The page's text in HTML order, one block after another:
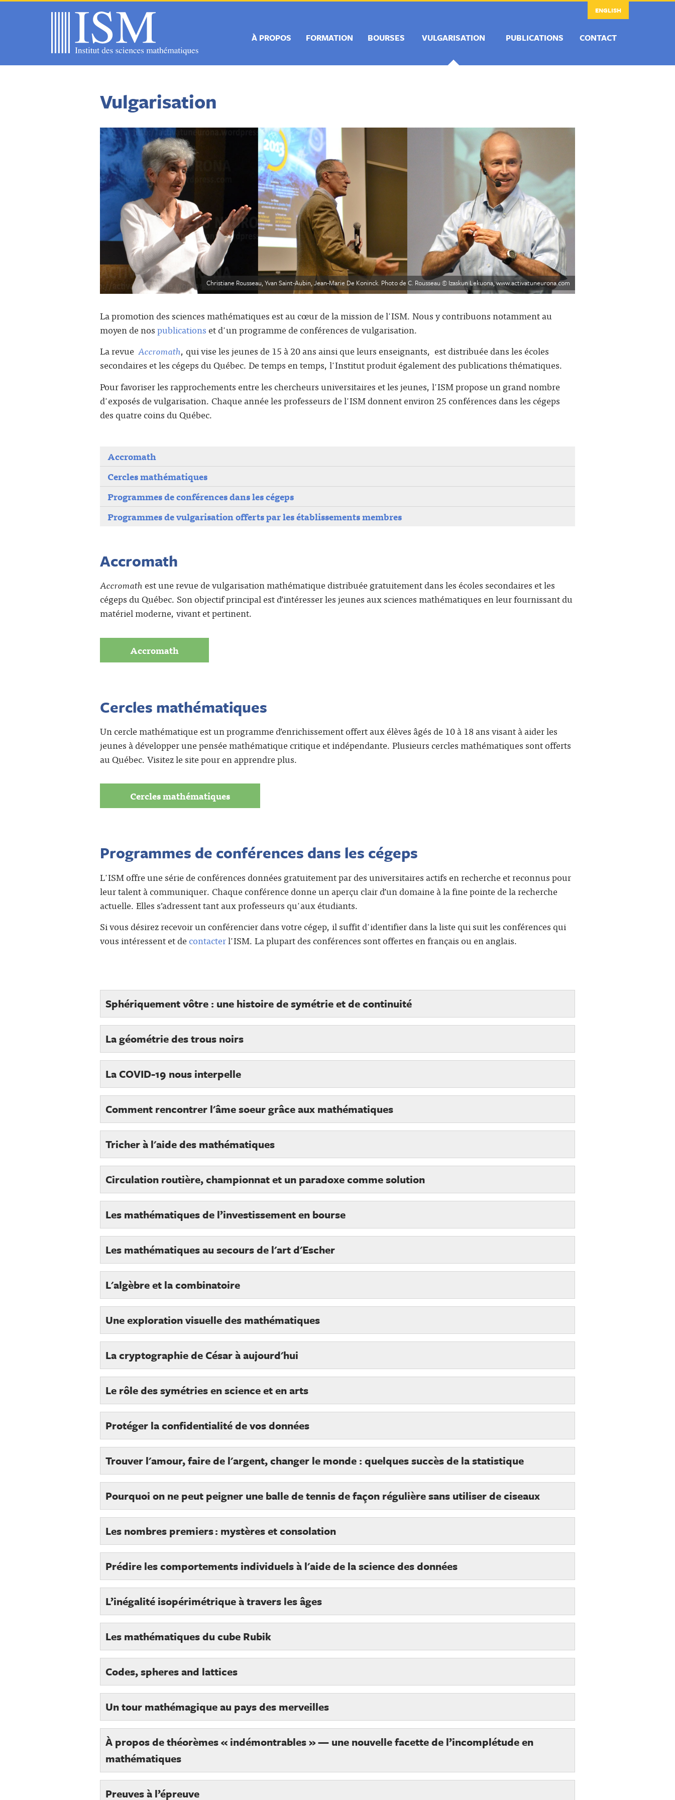
ENGLISH
À PROPOS FORMATION BOURSES VULGARISATION PUBLICATIONS CONTACT
Vulgarisation
Christiane Rousseau, Yvan Saint-Aubin, Jean-Marie De Koninck. Photo de C. Rousseau © Izaskun Lekuona, www.activatuneurona.com
La promotion des sciences mathématiques est au cœur de la mission de l'ISM. Nous y contribuons notamment au
moyen de nospublications et d'un programme de conférences de vulgarisation.
La revue Accromath, qui vise les jeunes de 15 à 20 ans ainsi que leurs enseignants, est distribuée dans les écoles
secondaires et les cégeps du Québec. De temps en temps, l'Institut produit également des publications thématiques.
Pour favoriser les rapprochements entre les chercheurs universitaires et les jeunes, l'ISM propose un grand nombre
d'exposés de vulgarisation. Chaque année les professeurs de l'ISM donnent environ 25 conférences dans les cégeps
des quatre coins du Québec.
Accromath
Cercles mathématiques
Programmes de conférences dans les cégeps
Programmes de vulgarisation offerts par les établissements membres
Accromath
Accromath est une revue de vulgarisation mathématique distribuée gratuitement dans les écoles secondaires et les
cégeps du Québec. Son objectif principal est d’intéresser les jeunes aux sciences mathématiques en leur fournissant du
matériel moderne, vivant et pertinent.
Accromath
Cercles mathématiques
Un cercle mathématique est un programme d’enrichissement offert aux élèves âgés de 10 à 18 ans visant à aider les
jeunes à développer une pensée mathématique critique et indépendante. Plusieurs cercles mathématiques sont offerts
au Québec. Visitez le site pour en apprendre plus.
Cercles mathématiques
Programmes de conférences dans les cégeps
L'ISM offre une série de conférences données gratuitement par des universitaires actifs en recherche et reconnus pour
leur talent à communiquer. Chaque conférence donne un aperçu clair d’un domaine à la fine pointe de la recherche
actuelle. Elles s’adressent tant aux professeurs qu'aux étudiants.
Si vous désirez recevoir un conférencier dans votre cégep, il suffit d'identifier dans la liste qui suit les conférences qui
vous intéressent et de contacterl'ISM. La plupart des conférences sont offertes en français ou en anglais.
Sphériquement vôtre : une histoire de symétrie et de continuité
La géométrie des trous noirs
La COVID-19 nous interpelle
Comment rencontrer l'âme soeur grâce aux mathématiques
Tricher à l'aide des mathématiques
Circulation routière, championnat et un paradoxe comme solution
Les mathématiques de l’investissement en bourse
Les mathématiques au secours de l'art d'Escher
L'algèbre et la combinatoire
Une exploration visuelle des mathématiques
La cryptographie de César à aujourd'hui
Le rôle des symétries en science et en arts
Protéger la confidentialité de vos données
Trouver l'amour, faire de l'argent, changer le monde : quelques succès de la statistique
Pourquoi on ne peut peigner une balle de tennis de façon régulière sans utiliser de ciseaux
Les nombres premiers : mystères et consolation
Prédire les comportements individuels à l'aide de la science des données
L’inégalité isopérimétrique à travers les âges
Les mathématiques du cube Rubik
Codes, spheres and lattices
Un tour mathémagique au pays des merveilles
À propos de théorèmes « indémontrables » — une nouvelle facette de l’incomplétude en
mathématiques
Preuves à l’épreuve